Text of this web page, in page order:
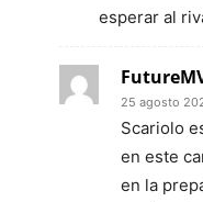
esperar al
25 agosto
Scariolo
en este
en la